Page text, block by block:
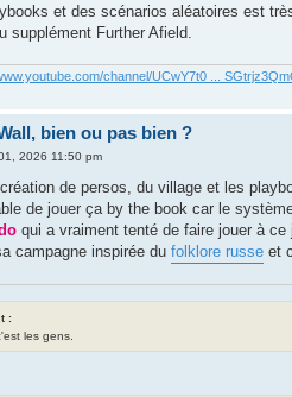
et des scénarios aléatoires est
supplément Further Afield.
channel/UCwY7t0 ...
bien ou pas bien ?
2026 11:50 pm
de persos, du village et les
de jouer ça by the book car le
qui a vraiment tenté de faire jouer à ce
campagne inspirée du folklore russe et
:
les gens.